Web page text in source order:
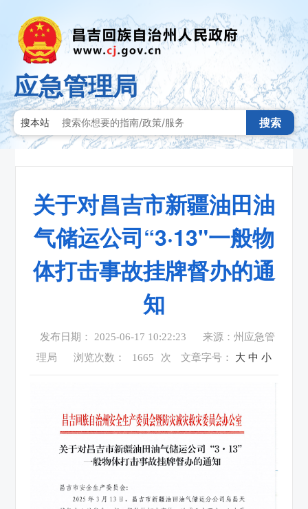
应急管理局
搜本站 搜索
关于对昌吉市新疆油田油
气储运公司“3·13"一般物
体打击事故挂牌督办的通
知
发布日期： 2025-06-17 10:22:23
来源：州应急管
理局
浏览次数： 1665 次 文章字号： 大 中 小